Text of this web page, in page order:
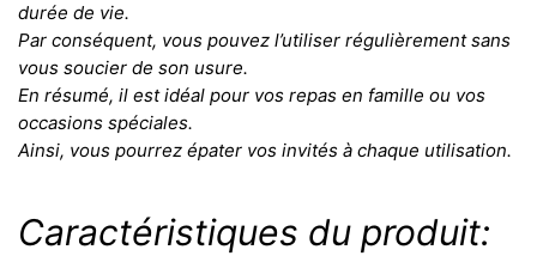
durée de vie.
Par conséquent, vous pouvez l’utiliser régulièrement sans
vous soucier de son usure.
En résumé, il est idéal pour vos repas en famille ou vos
occasions spéciales.
Ainsi, vous pourrez épater vos invités à chaque utilisation.
Caractéristiques du produit: